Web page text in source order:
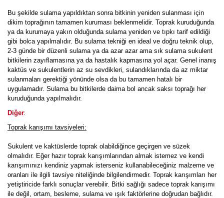
Bu şekilde sulama yapıldıktan sonra bitkinin yeniden sulanması için
dikim toprağının tamamen kuruması beklenmelidir. Toprak kuruduğunda
ya da kurumaya yakın olduğunda sulama yeniden ve tıpkı tarif edildiği
gibi bolca yapılmalıdır. Bu sulama tekniği en ideal ve doğru teknik olup,
2-3 günde bir düzenli sulama ya da azar azar ama sık sulama sukulent
bitkilerin zayıflamasına ya da hastalık kapmasına yol açar. Genel inanış
kaktüs ve sukulentlerin az su sevdikleri, sulandıklarında da az miktar
sulanmaları gerektiği yönünde olsa da bu tamamen hatalı bir
uygulamadır. Sulama bu bitkilerde daima bol ancak saksı toprağı her
kuruduğunda yapılmalıdır.
Diğer:
Toprak karışımı tavsiyeleri:
Sukulent ve kaktüslerde toprak olabildiğince geçirgen ve süzek
olmalıdır. Eğer hazır toprak karışımlarından almak istemez ve kendi
karışımınızı kendiniz yapmak isterseniz kullanabileceğiniz malzeme ve
oranları ile ilgili tavsiye niteliğinde bilgilendirmedir. Toprak karışımları her
yetiştiricide farklı sonuçlar verebilir. Bitki sağlığı sadece toprak karışımı
ile değil, ortam, besleme, sulama ve ışık faktörlerine doğrudan bağlıdır.